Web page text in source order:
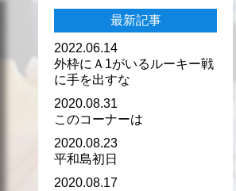
最新記事
2022.06.14
外枠にＡ1がいるルーキー戦
に手を出すな
2020.08.31
このコーナーは
2020.08.23
平和島初日
2020.08.17